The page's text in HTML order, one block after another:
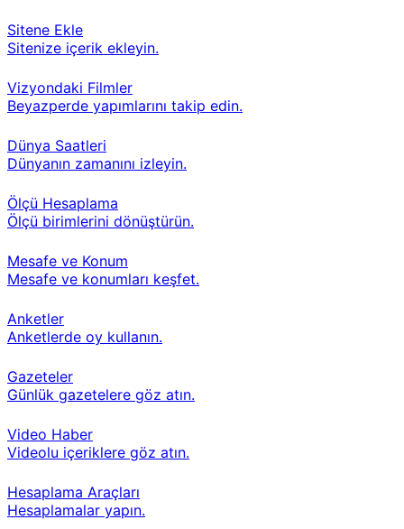
Sitene Ekle
Sitenize içerik ekleyin.
Vizyondaki Filmler
Beyazperde yapımlarını takip edin.
Dünya Saatleri
Dünyanın zamanını izleyin.
Ölçü Hesaplama
Ölçü birimlerini dönüştürün.
Mesafe ve Konum
Mesafe ve konumları keşfet.
Anketler
Anketlerde oy kullanın.
Gazeteler
Günlük gazetelere göz atın.
Video Haber
Videolu içeriklere göz atın.
Hesaplama Araçları
Hesaplamalar yapın.